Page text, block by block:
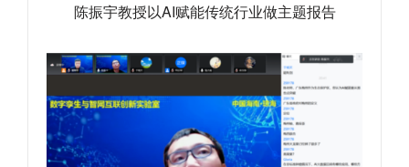
陈振宇教授以AI赋能传统行业做主题报告